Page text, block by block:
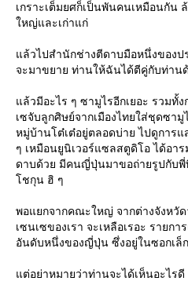
เกราะเต็มยศก็เป็นพันคนเหมือนกัน
ใหญ่และเก่าแก่
แล้วไปสำนักช่างตีดาบมือหนึ่งของป
จะมาขยาย ท่านให้ฉันได้ตีคู่กับท่าน
แล้วมีอะไร ๆ ซามูไรอีกเยอะ รวมทั้
เซจับลูกศิษย์จากเมืองไทยใส่ชุดซา
หมู่บ้านโต๋เต๋อยู่ตลอดบ่าย ไปดูการ
ๆ เหมือนยูนิเวอร์แซลสตูดิโอ ได้อา
ดาบด้วย มีคนญี่ปุ่นมาขอถ่ายรูปกับพี่
โชกุน ฮิ ๆ
พอแยกจากคณะใหญ่ จากต่างจังหวัด
เซนเซของเรา จะเหลือเรอะ รายก
อันดับหนึ่งของญี่ปุ่น ซึ่งอยู่ในซอกเล็
แต่อย่าหมายว่าท่านจะได้เห็นอะไร